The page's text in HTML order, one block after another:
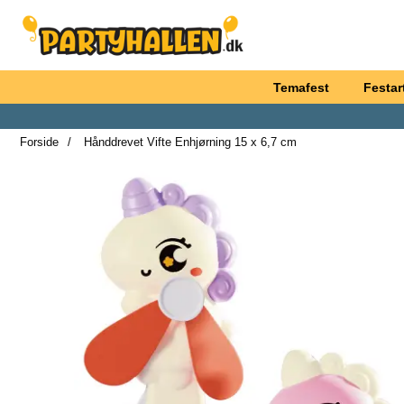
Startside for Partyhallen AB
Temafest
Forside
Hånddrevet Vifte Enhjørning 15 x 6,7 cm